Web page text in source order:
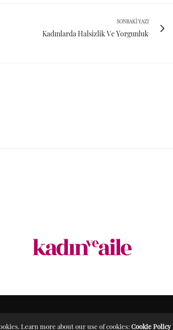
SONRAKI YAZI
Kadınlarda Halsizlik Ve Yorgunluk
Learn more about our use of cookies:Cookie Policy